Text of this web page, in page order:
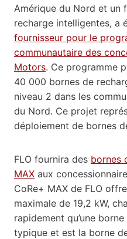
Amérique du Nord et un
recharge intelligentes, a
fournisseur pour le
communautaire des
Motors. Ce programme
40 000 bornes de
niveau 2 dans les
du Nord. Ce projet
déploiement de bornes
FLO fournira des bornes
MAX aux
CoRe+ MAX de FLO
maximale de 19,2 kW,
rapidement qu’une
typique et est la borne